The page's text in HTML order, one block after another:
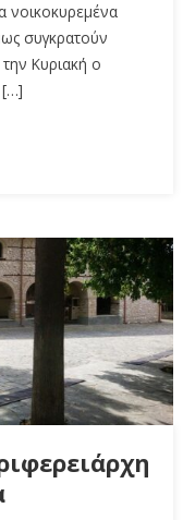
νοικοκυρεμένα
συγκρατούν
Κυριακή ο
[…]